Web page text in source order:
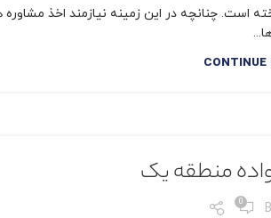
است. چنانچه در این زمینه نیازمند اخذ مشاوره
CONTINUE
منطقه یک
0